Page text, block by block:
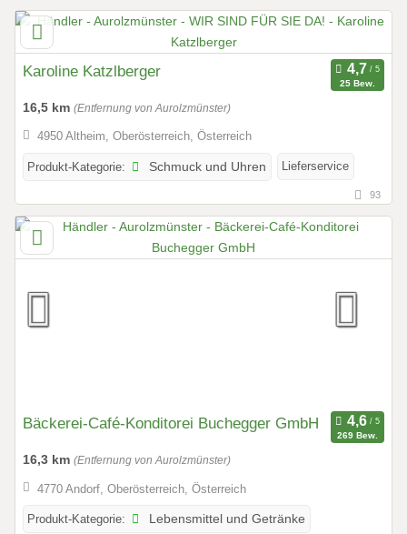
Karoline Katzlberger
25 Bew.
16,5 km (Entfernung von Aurolzmünster)
4950 Altheim, Oberösterreich, Österreich
Produkt-Kategorie: Schmuck und Uhren Lieferservice
93
Bäckerei-Café-Konditorei Buchegger GmbH
269 Bew.
16,3 km (Entfernung von Aurolzmünster)
4770 Andorf, Oberösterreich, Österreich
Produkt-Kategorie: Lebensmittel und Getränke